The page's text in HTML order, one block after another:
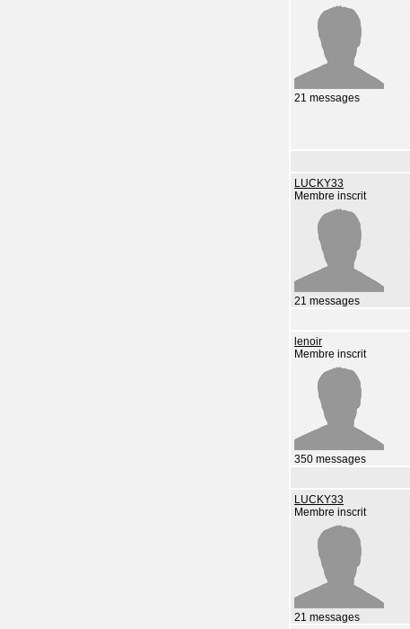
21 messages
LUCKY33
Membre inscrit
21 messages
lenoir
Membre inscrit
350 messages
LUCKY33
Membre inscrit
21 messages